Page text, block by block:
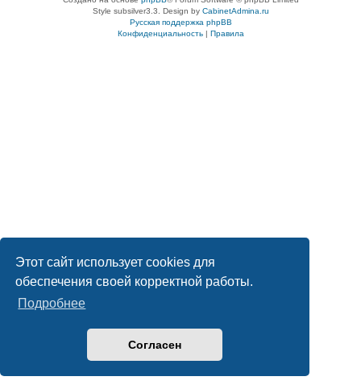
Этот сайт использует cookies для
обеспечения своей корректной работы.
Подробнее
Согласен
Style subsilver3.3. Design by CabinetAdmina.ru
Русская поддержка phpBB
Конфиденциальность| Правила